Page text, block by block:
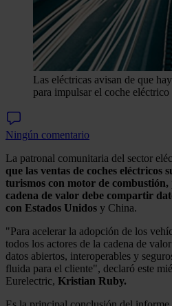
Las eléctricas avisan de que
para impulsar el coche
Ningún comentario
La patronal comunitaria del sector
que las ventas de coches eléctricos
turismos con motor de combustión,
cadena de valor debe compartir
con Estados Unidos y China.
"Para acelerar la adopción de los
todos los actores de la cadena de
datos abiertos, interoperables y
fluida para el cliente", declaró este
Eurelectric, Kristian Ruby.